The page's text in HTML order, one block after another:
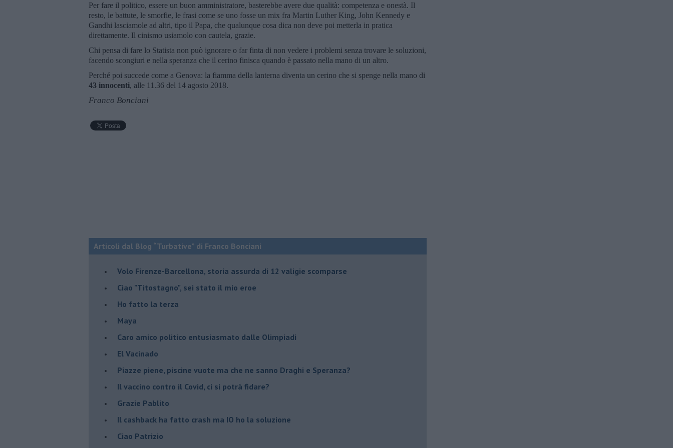
Per fare il politico, essere un buon amministratore, basterebbe avere due qualità: competenza e onestà. Il
resto, le battute, le smorfie, le frasi come se uno fosse un mix fra Martin Luther King, John Kennedy e
Gandhi lasciamole ad altri, tipo il Papa, che qualunque cosa dica non deve poi metterla in pratica
direttamente. Il cinismo usiamolo con cautela, grazie.
Chi pensa di fare lo Statista non può ignorare o far finta di non vedere i problemi senza trovare le soluzioni,
facendo scongiuri e nella speranza che il cerino finisca quando è passato nella mano di un altro.
Perché poi succede come a Genova: la fiamma della lanterna diventa un cerino che si spenge nella mano di
43 innocenti, alle 11.36 del 14 agosto 2018.
Franco Bonciani
Articoli dal Blog “Turbative” di Franco Bonciani
Volo Firenze-Barcellona, storia assurda di 12 valigie scomparse
Ciao "Titostagno", sei stato il mio eroe
Ho fatto la terza
Maya
Caro amico politico entusiasmato dalle Olimpiadi
El Vacinado
Piazze piene, piscine vuote ma che ne sanno Draghi e Speranza?
​Il vaccino contro il Covid, ci si potrà fidare?
Grazie Pablito
Il cashback ha fatto crash ma IO ho la soluzione
Ciao Patrizio